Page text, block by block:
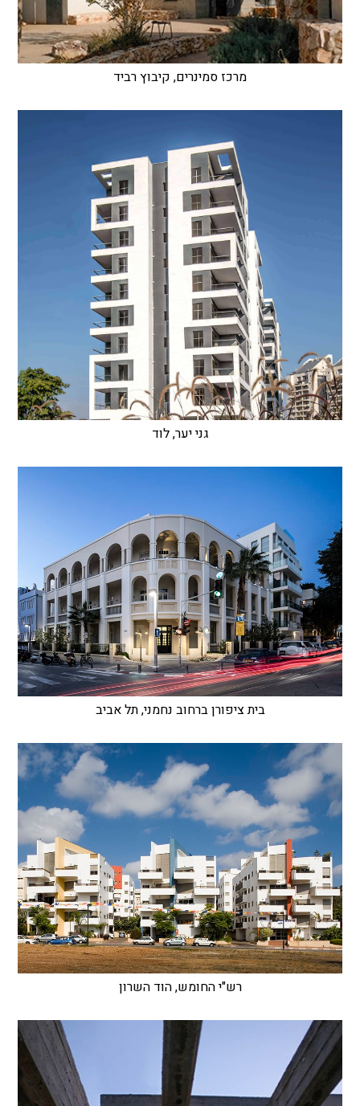
מרכז סמינרים, קיבוץ רביד
גני יער, לוד
בית ציפורן ברחוב נחמני, תל אביב
רש"י החומש, הוד השרון